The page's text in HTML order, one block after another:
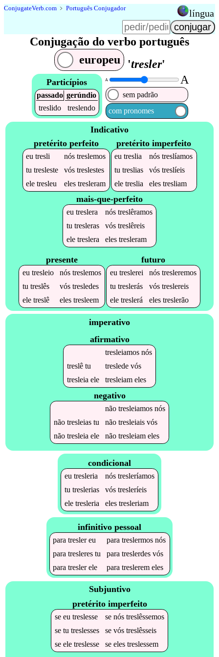
ConjugateVerb.com ﹥ Português Conjugador língua
Conjugação do verbo português
europeu
'tresler'
Particípios
passado gerúndio
treslido
treslendo
A A
sem padrão
com pronomes
Indicativo
pretérito perfeito
eutresli nóstreslemos
tutresleste vóstreslestes
eletresleu elestresleram
pretérito imperfeito
eutreslia nóstreslíamos
tutreslias vóstreslíeis
eletreslia elestresliam
mais-que-perfeito
eu treslera nós treslêramos
tu tresleras vós treslêreis
ele treslera eles tresleram
presente
eu tresleio nós treslemos
tu treslês vós tresledes
ele treslê eles tresleem
futuro
eu treslerei nós tresleremos
tu treslerás vós treslereis
ele treslerá eles treslerão
imperativo
afirmativo
tresleiamosnós
treslêtu tresledevós
tresleia ele tresleiameles
negativo
não tresleiamosnós
não tresleiastu não tresleiaisvós
não tresleia ele não tresleiameles
condicional
eu tresleria nós tresleríamos
tu treslerias vós tresleríeis
ele tresleria eles tresleriam
infinitivo pessoal
paratreslereu paratreslermos nós
paratresleres tu paratreslerdes vós
paratreslerele paratreslerem eles
Subjuntivo
pretérito imperfeito
se eu treslesse se nós treslêssemos
se tu treslesses se vós treslêsseis
se ele treslesse se eles treslessem